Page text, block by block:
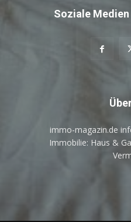
Soziale
immo-magazin.de
Immobilie: Haus &